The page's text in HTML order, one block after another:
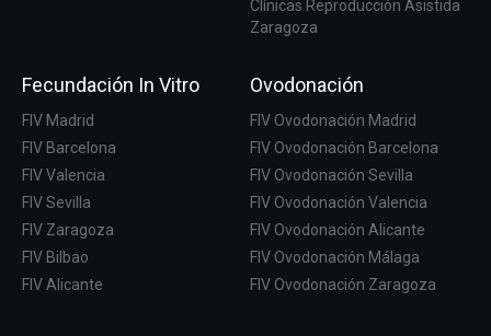
Clínicas Reproducción Asistida
Zaragoza
Fecundación In Vitro
FIV Madrid
FIV Barcelona
FIV Valencia
FIV Sevilla
FIV Zaragoza
FIV Bilbao
FIV Alicante
Ovodonación
FIV Ovodonación Madrid
FIV Ovodonación Barcelona
FIV Ovodonación Sevilla
FIV Ovodonación Valencia
FIV Ovodonación Alicante
FIV Ovodonación Málaga
FIV Ovodonación Zaragoza